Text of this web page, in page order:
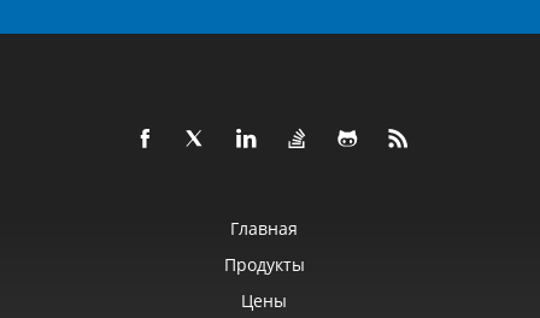
Главная
Продукты
Цены